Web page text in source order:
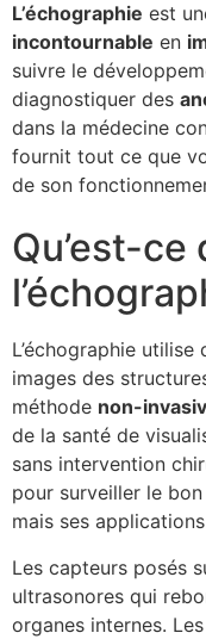
L’échographie est
incontournable en
suivre le
diagnostiquer des
dans la médecine
fournit tout ce que
de son
Qu’est-ce
L’échographie utilise
images des
méthode non-
de la santé de
sans intervention
pour surveiller le bon
mais ses
Les capteurs posés
ultrasonores qui
organes internes.